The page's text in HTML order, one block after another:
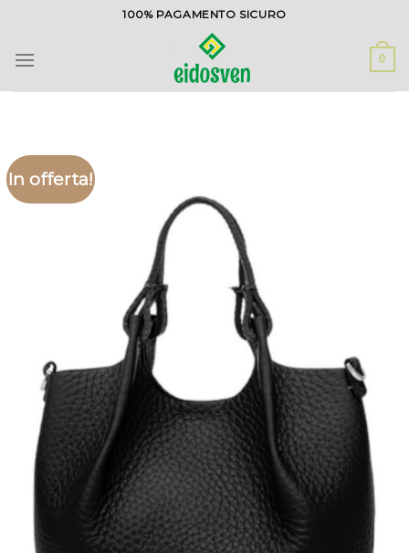
contenuti
100% PAGAMENTO SICURO
0
In offerta!